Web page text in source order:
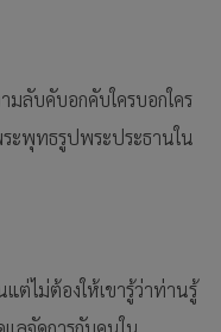
มลับคับอกคับใครบอกใคร
ะพุทธรูปพระประธานใน
ไม่ต้องให้เขารู้ว่าท่านรู้